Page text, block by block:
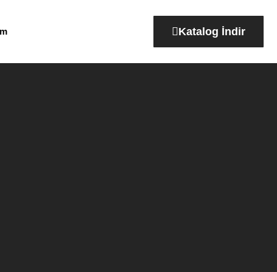
Katalog İndir